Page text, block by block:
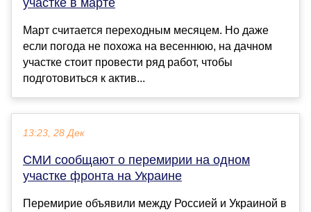
Март считается переходным месяцем. Но даже
если погода не похожа на весеннюю, на дачном
участке стоит провести ряд работ, чтобы
подготовиться к актив...
13:23, 28 Дек
СМИ сообщают о перемирии на одном
участке фронта на Украине
Перемирие объявили между Россией и Украиной в